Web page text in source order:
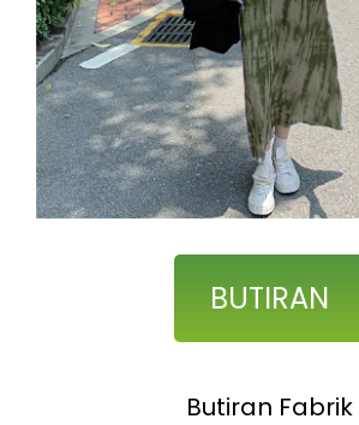
BUTIRAN
Butiran Fabrik